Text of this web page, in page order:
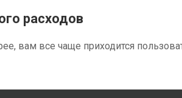
расходов
вам все чаще приходится